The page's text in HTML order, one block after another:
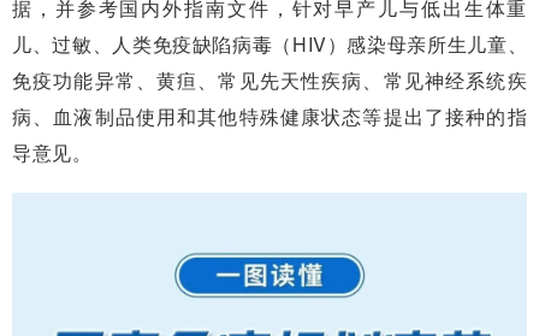
据，并参考国内外指南文件，针对早产儿与低出生体重
儿、过敏、人类免疫缺陷病毒（HIV）感染母亲所生儿童、
免疫功能异常、黄疸、常见先天性疾病、常见神经系统疾
病、血液制品使用和其他特殊健康状态等提出了接种的指
导意见。